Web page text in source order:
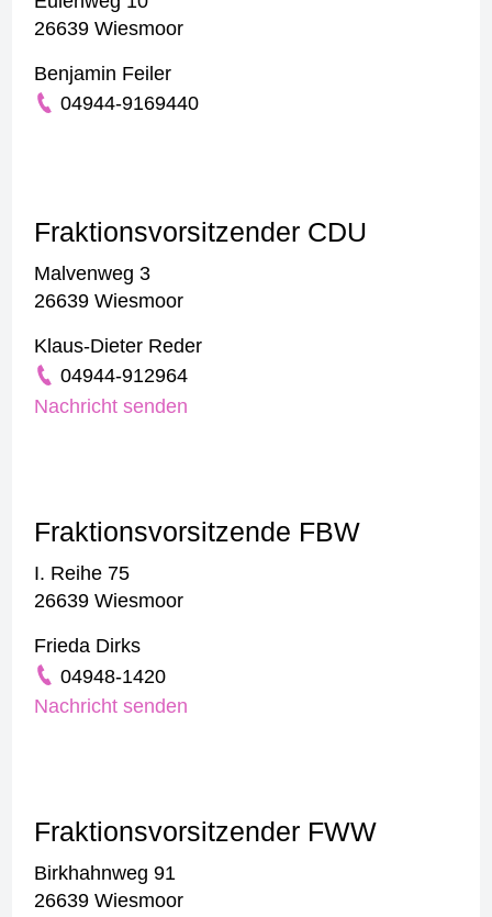
26639 Wiesmoor
Benjamin Feiler
04944-9169440
Fraktionsvorsitzender CDU
Malvenweg 3
26639 Wiesmoor
Klaus-Dieter Reder
04944-912964
Nachricht senden
Fraktionsvorsitzende FBW
I. Reihe 75
26639 Wiesmoor
Frieda Dirks
04948-1420
Nachricht senden
Fraktionsvorsitzender FWW
Birkhahnweg 91
26639 Wiesmoor